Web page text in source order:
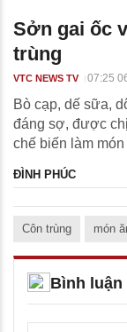
Sởn gai ốc
trùng
VTC NEWS TV 07:25
Bò cạp, dế sữa,
đáng sợ, được
chế biến làm
ĐÌNH PHÚC
Côn trùng món
Bình luận